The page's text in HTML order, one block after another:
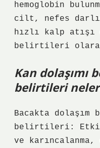
hemoglobin
cilt, nefes
hızlı kalp atışı
belirtileri
Kan dolaşımı
belirtileri
Bacakta dolaşım
belirtileri:
ve karıncalanma,